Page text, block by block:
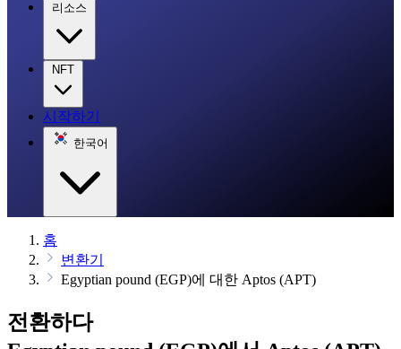
리소스
NFT
시작하기
한국어
홈
변환기
Egyptian pound (EGP)에 대한 Aptos (APT)
전환하다